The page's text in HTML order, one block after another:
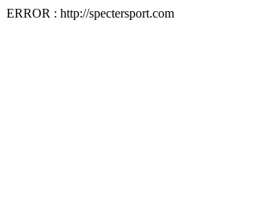
ERROR : http://spectersport.com